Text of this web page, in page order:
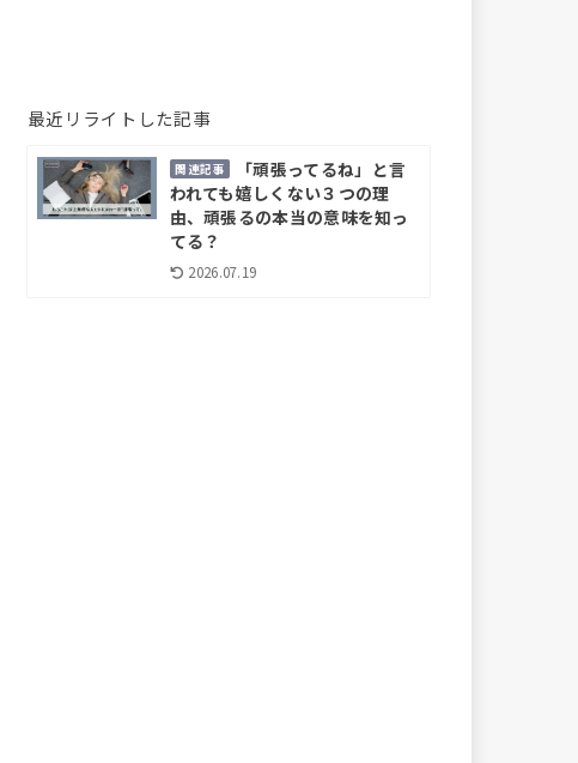
最近リライトした記事
関連記事
「頑張ってるね」と言
われても嬉しくない３つの理
由、頑張るの本当の意味を知っ
てる？
2026.07.19